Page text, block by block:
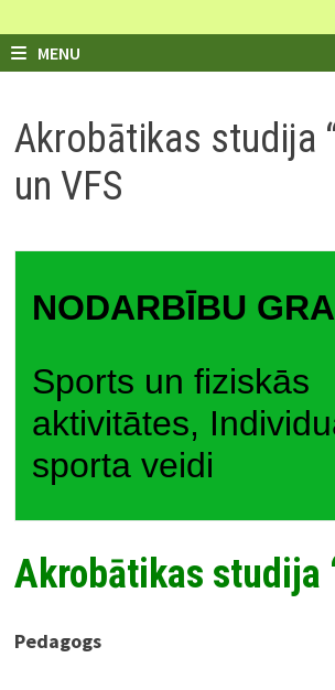
MENU
Akrobātikas studija
un VFS
NODARBĪBU
Sports un fiziskās
aktivitātes,
sporta veidi
Akrobātikas studija
Pedagogs